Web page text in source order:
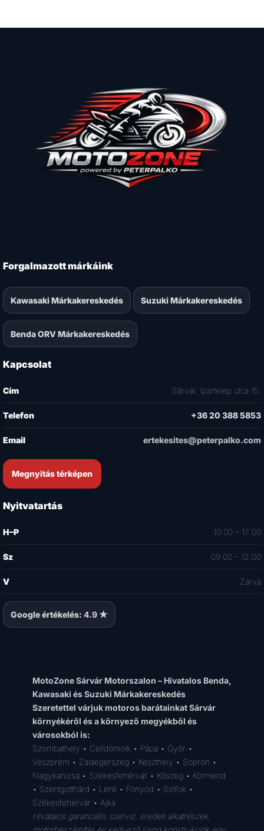
Forgalmazott márkáink
Kawasaki Márkakereskedés Suzuki Márkakereskedés
Benda ORV Márkakereskedés
Kapcsolat
Cím Sárvár, Ipartelep utca 15.
Telefon +36 20 388 5853
Email ertekesites@peterpalko.com
Megnyitás térképen
Nyitvatartás
H–P 10:00 – 17:00
Sz 09:00 – 12:00
V Zárva
Google értékelés: 4.9 ★
MotoZone Sárvár Motorszalon – Hivatalos Benda,
Kawasaki és Suzuki Márkakereskedés
Szeretettel várjuk motoros barátainkat Sárvár
környékéről és a környező megyékből és
városokból is:
Szombathely • Celldömölk • Pápa • Győr •
Veszprém • Zalaegerszeg • Keszthely • Sopron •
Nagykanizsa • Székesfehérvár • Kőszeg • Körmend
• Szentgotthárd • Lenti • Fonyód • Siófok •
Székesfehérvár • Ajka
Hivatalos garanciális szerviz, eredeti alkatrészek,